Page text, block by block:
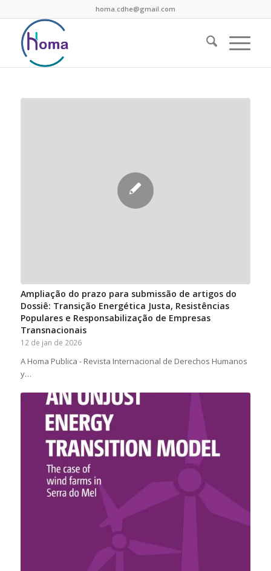
homa.cdhe@gmail.com
Ampliação do prazo para submissão de artigos do
Dossiê: Transição Energética Justa, Resistências
Populares e Responsabilização de Empresas
Transnacionais
12 de jan de 2026
A Homa Publica - Revista Internacional de Derechos Humanos
y…